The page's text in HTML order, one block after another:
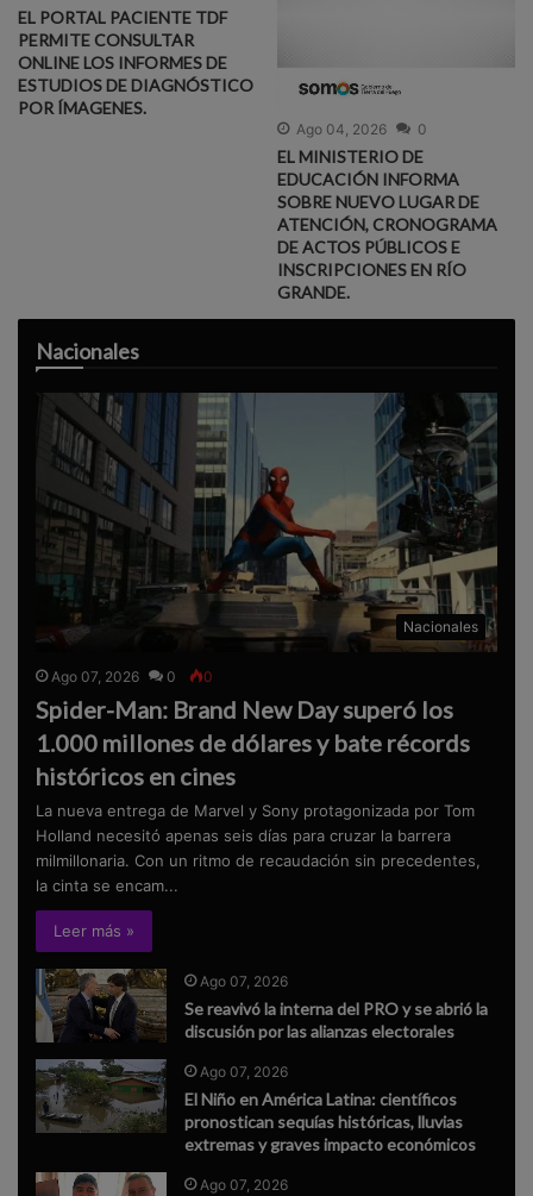
EL PORTAL PACIENTE TDF
PERMITE CONSULTAR
ONLINE LOS INFORMES DE
ESTUDIOS DE DIAGNÓSTICO
POR ÍMAGENES.
Ago 04, 2026 0
EL MINISTERIO DE
EDUCACIÓN INFORMA
SOBRE NUEVO LUGAR DE
ATENCIÓN, CRONOGRAMA
DE ACTOS PÚBLICOS E
INSCRIPCIONES EN RÍO
GRANDE.
Nacionales
Nacionales
Ago 07, 2026 0 0
Spider-Man: Brand New Day superó los
1.000 millones de dólares y bate récords
históricos en cines
La nueva entrega de Marvel y Sony protagonizada por Tom
Holland necesitó apenas seis días para cruzar la barrera
milmillonaria. Con un ritmo de recaudación sin precedentes,
la cinta se encam...
Leer más »
Ago 07, 2026
Se reavivó la interna del PRO y se abrió la
discusión por las alianzas electorales
Ago 07, 2026
El Niño en América Latina: científicos
pronostican sequías históricas, lluvias
extremas y graves impacto económicos
Ago 07, 2026